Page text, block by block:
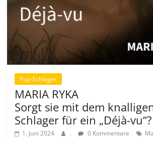
Pop-Schlager
MARIA RYKA
Sorgt sie mit dem
Schlager für ein „Déjà-vu“?
1. Juni 2024 . 0 Kommentare